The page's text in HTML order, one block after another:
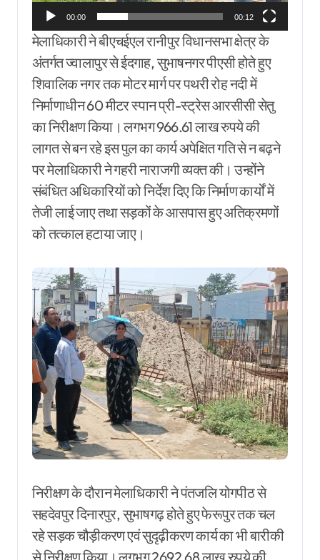
00:00 00:12
मेलाधिकारी ने बीएचईएल रानीपुर विधानसभा क्षेत्र के
अंतर्गत ज्वालापुर से ईदगाह, सुभाषनगर पीएसी होते हुए
शिवालिक नगर तक मोटर मार्ग पर पथरी रोह नदी में
निर्माणाधीन 60 मीटर स्पान प्री-स्ट्रेस आरसीसी सेतु
का निरीक्षण किया। लगभग 966.61 लाख रुपये की
लागत से बन रहे इस पुल का कार्य अपेक्षित गति से न बढ़ने
पर मेलाधिकारी ने गहरी नाराजगी व्यक्त की। उन्होंने
संबंधित अधिकारियों को निर्देश दिए कि निर्माण कार्यों में
तेजी लाई जाए तथा सड़कों के आसपास हुए अतिक्रमणों
को तत्काल हटाया जाए।
निरीक्षण के दौरान मेलाधिकारी ने पंतजलि योगपीठ से
सहदेवपुर दिनारपुर, सुभाषगढ़ होते हुए फेरूपुर तक चल
रहे सड़क चौड़ीकरण एवं सुदृढ़ीकरण कार्य का भी बारीकी